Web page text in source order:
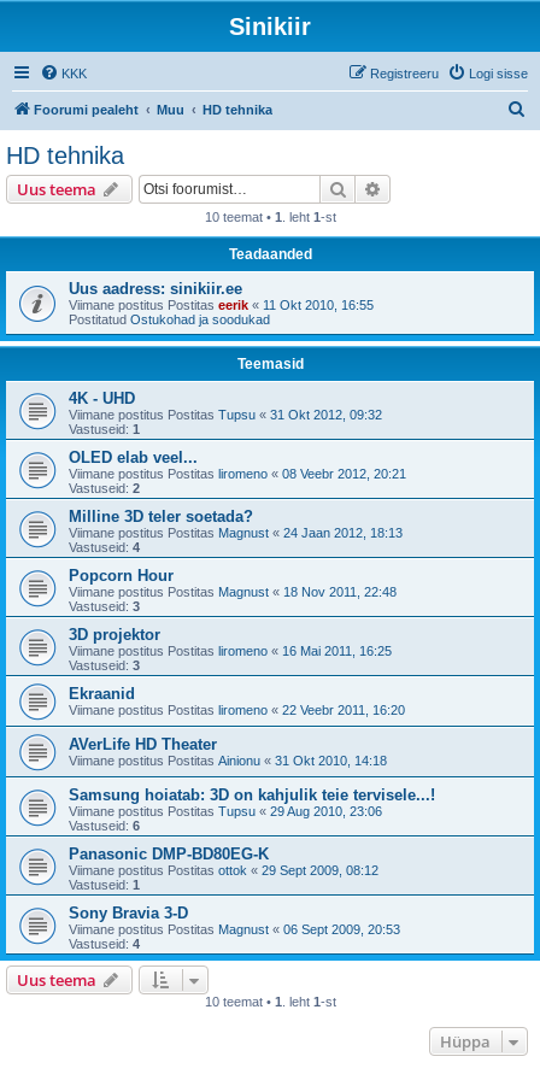
Sinikiir
KKK Logi sisse
Registreeru
Foorumi pealeht Muu HD tehnika
HD tehnika
Uus teema Otsi
10 teemat • 1 . leht 1-st
Teadaanded
Uus aadress: sinikiir.ee
Viimane postitus Postitas eerik « 11 Okt 2010, 16:55
Postitatud Ostukohad ja soodukad
Teemasid
4K - UHD
Viimane postitus Postitas Tupsu « 31 Okt 2012, 09:32
Vastuseid: 1
OLED elab veel...
Viimane postitus Postitas liromeno « 08 Veebr 2012, 20:21
Vastuseid: 2
Milline 3D teler soetada?
Viimane postitus Postitas Magnust « 24 Jaan 2012, 18:13
Vastuseid: 4
Popcorn Hour
Viimane postitus Postitas Magnust « 18 Nov 2011, 22:48
Vastuseid: 3
3D projektor
Viimane postitus Postitas liromeno « 16 Mai 2011, 16:25
Vastuseid: 3
Ekraanid
Viimane postitus Postitas liromeno « 22 Veebr 2011, 16:20
AVerLife HD Theater
Viimane postitus Postitas Ainionu « 31 Okt 2010, 14:18
Samsung hoiatab: 3D on kahjulik teie tervisele...!
Viimane postitus Postitas Tupsu « 29 Aug 2010, 23:06
Vastuseid: 6
Panasonic DMP-BD80EG-K
Viimane postitus Postitas ottok « 29 Sept 2009, 08:12
Vastuseid: 1
Sony Bravia 3-D
Viimane postitus Postitas Magnust « 06 Sept 2009, 20:53
Vastuseid: 4
Uus teema
10 teemat • 1 . leht 1-st
Hüppa